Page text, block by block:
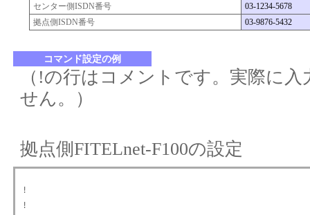
センター側ISDN番号
03-1234-5678
拠点側ISDN番号
03-9876-5432
コマンド設定の例
（!の行はコメントです。実際に
せん。）
拠点側FITELnet-F100の設定
!
!